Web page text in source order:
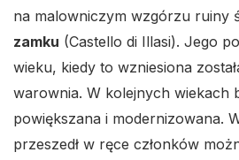
na malowniczym wzgórzu ruiny
zamku (Castello di Illasi). Jego
wieku, kiedy to wzniesiona
warownia. W kolejnych wiekach
powiększana i modernizowana.
przeszedł w ręce członków